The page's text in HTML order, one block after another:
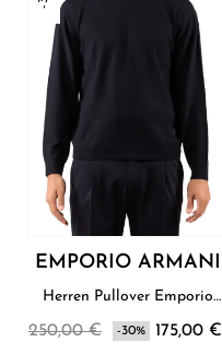
EMPORIO ARMANI
Herren Pullover Emporio
250,00 € -30% 175,00 €